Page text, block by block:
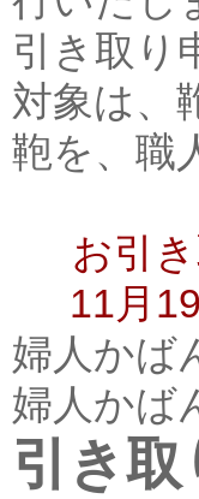
引き取り
対象は、
鞄を、 職
お引
11月
婦人かば
婦人かば
引き